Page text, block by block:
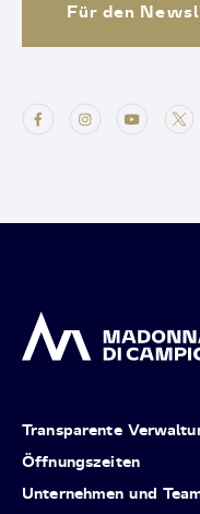
Für den
Transparente
Öffnungszeiten
Unternehmen und